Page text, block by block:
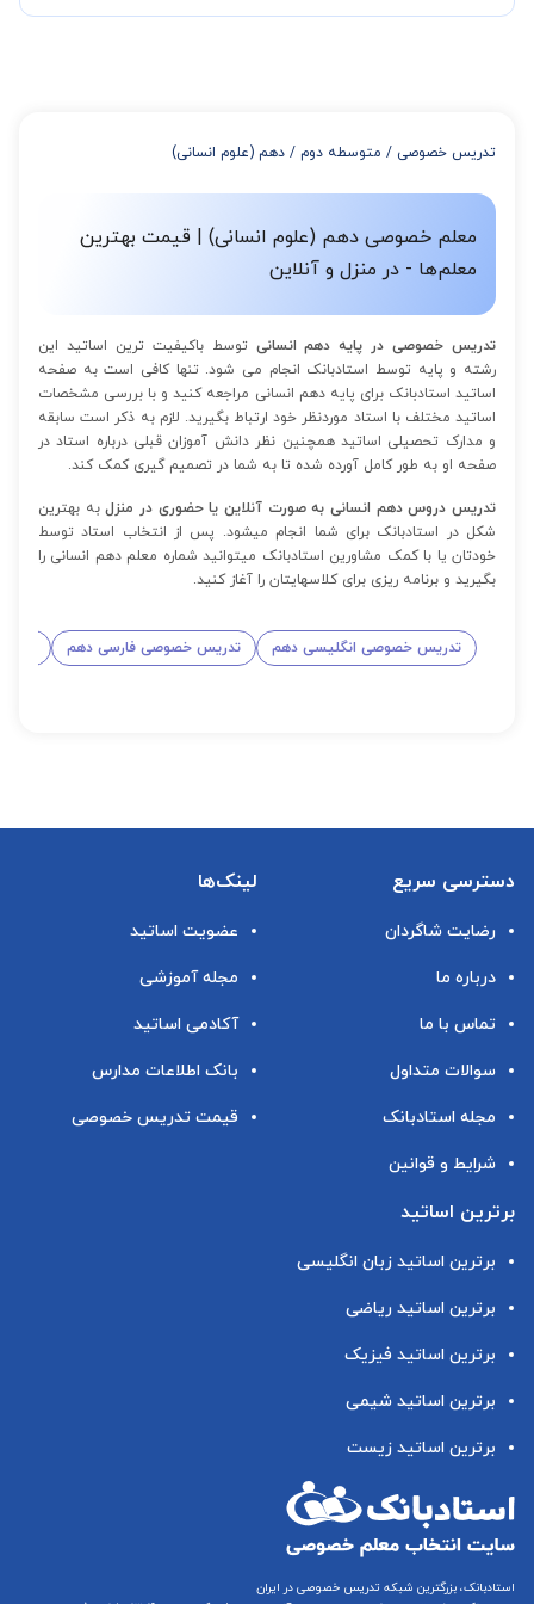
از 12 تا 15 جلسه: 7% تخفیف
تدریس خصوصی / متوسطه دوم / دهم (علوم انسانی)
معلم خصوصی دهم (علوم انسانی) | قیمت بهترین
معلم‌ها - در منزل و آنلاین
تدریس خصوصی در پایه دهم انسانی توسط باکیفیت ترین اساتید این
رشته و پایه توسط استادبانک انجام می شود. تنها کافی است به صفحه
اساتید استادبانک برای پایه دهم انسانی مراجعه کنید و با بررسی مشخصات
اساتید مختلف با استاد موردنظر خود ارتباط بگیرید. لازم به ذکر است سابقه
و مدارک تحصیلی اساتید همچنین نظر دانش آموزان قبلی درباره استاد در
صفحه او به طور کامل آورده شده تا به شما در تصمیم گیری کمک کند.
تدریس دروس دهم انسانی به صورت آنلاین یا حضوری در منزل به بهترین
شکل در استادبانک برای شما انجام میشود. پس از انتخاب استاد توسط
خودتان یا با کمک مشاورین استادبانک میتوانید شماره معلم دهم انسانی را
بگیرید و برنامه ریزی برای کلاسهایتان را آغاز کنید.
تدریس خصوصی انگلیسی دهم تدریس خصوصی فارسی دهم
دسترسی سریع
رضایت شاگردان
درباره ما
تماس با ما
سوالات متداول
مجله استادبانک
شرایط و قوانین
لینک‌ها
عضویت اساتید
مجله آموزشی
آکادمی اساتید
بانک اطلاعات مدارس
قیمت تدریس خصوصی
برترین اساتید
برترین اساتید زبان انگلیسی
برترین اساتید ریاضی
برترین اساتید فیزیک
برترین اساتید شیمی
برترین اساتید زیست
استادبانک، بزرگترین شبکه تدریس خصوصی در ایران